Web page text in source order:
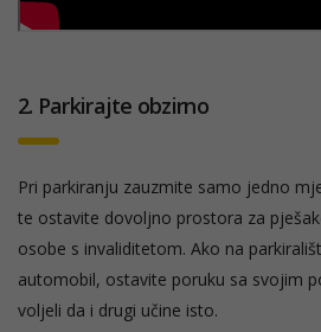
2. Parkirajte obzirno
Pri parkiranju zauzmite samo jedno
te ostavite dovoljno prostora za
osobe s invaliditetom. Ako na
automobil, ostavite poruku sa svojim
voljeli da i drugi učine isto.